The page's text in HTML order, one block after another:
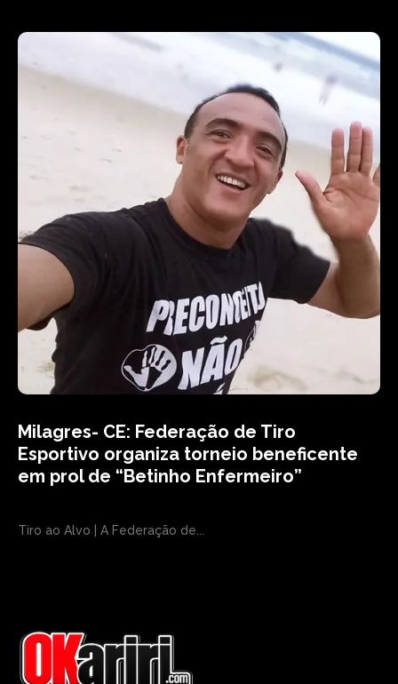
Milagres- CE: Federação de Tiro
Esportivo organiza torneio beneficente
em prol de “Betinho Enfermeiro”
Tiro ao Alvo | A Federação de...